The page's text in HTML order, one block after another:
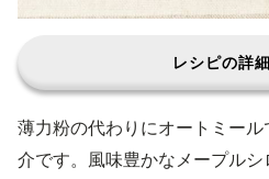
レシピの詳
薄力粉の代わりにオートミー
介です。風味豊かなメープルシ